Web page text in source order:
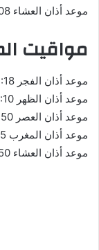
موعد أذان العشاء 9:08 م
مواقيت
موعد أذان الفجر 4:18 ص
موعد أذان الظهر 1:10 م
موعد أذان العصر 4:50 م
موعد أذان المغرب 8:15 م
موعد أذان العشاء 9:50 م